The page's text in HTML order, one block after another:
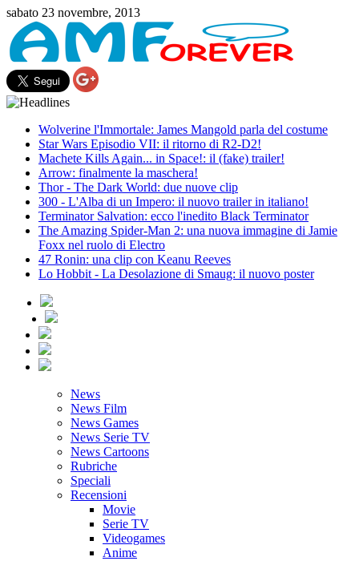
sabato 23 novembre, 2013
Wolverine l'Immortale: James Mangold parla del costume
Star Wars Episodio VII: il ritorno di R2-D2!
Machete Kills Again... in Space!: il (fake) trailer!
Arrow: finalmente la maschera!
Thor - The Dark World: due nuove clip
300 - L'Alba di un Impero: il nuovo trailer in italiano!
Terminator Salvation: ecco l'inedito Black Terminator
The Amazing Spider-Man 2: una nuova immagine di Jamie
Foxx nel ruolo di Electro
47 Ronin: una clip con Keanu Reeves
Lo Hobbit - La Desolazione di Smaug: il nuovo poster
News
News Film
News Games
News Serie TV
News Cartoons
Rubriche
Speciali
Recensioni
Movie
Serie TV
Videogames
Anime